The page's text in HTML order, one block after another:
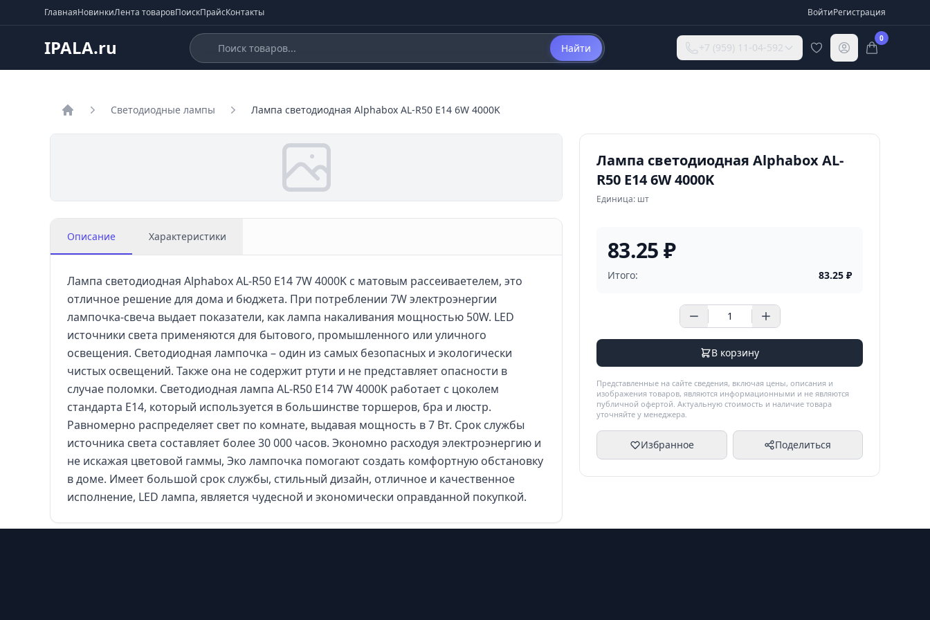
ГлавнаяНовинкиЛента товаровПоискПрайсКонтакты ВойтиРегистрация
IPALA.ru Найти +7 (959) 11-04-592
0
Светодиодные лампы Лампа светодиодная Alphabox AL-R50 E14 6W 4000K
Лампа светодиодная Alphabox AL-
R50 E14 6W 4000K
Единица: шт
83.25 ₽
Итого: 83.25 ₽
В корзину
Представленные на сайте сведения, включая цены, описания и
изображения товаров, являются информационными и не являются
публичной офертой. Актуальную стоимость и наличие товара
уточняйте у менеджера.
Избранное Поделиться
Описание Характеристики
Лампа светодиодная Alphabox AL-R50 E14 7W 4000K с матовым рассеиваетелем, это
отличное решение для дома и бюджета. При потреблении 7W электроэнергии
лампочка-свеча выдает показатели, как лампа накаливания мощностью 50W. LED
источники света применяются для бытового, промышленного или уличного
освещения. Светодиодная лампочка – один из самых безопасных и экологически
чистых освещений. Также она не содержит ртути и не представляет опасности в
случае поломки. Светодиодная лампа AL-R50 E14 7W 4000K работает с цоколем
стандарта E14, который используется в большинстве торшеров, бра и люстр.
Равномерно распределяет свет по комнате, выдавая мощность в 7 Вт. Срок службы
источника света составляет более 30 000 часов. Экономно расходуя электроэнергию и
не искажая цветовой гаммы, Эко лампочка помогают создать комфортную обстановку
в доме. Имеет большой срок службы, стильный дизайн, отличное и качественное
исполнение, LED лампа, является чудесной и экономически оправданной покупкой.